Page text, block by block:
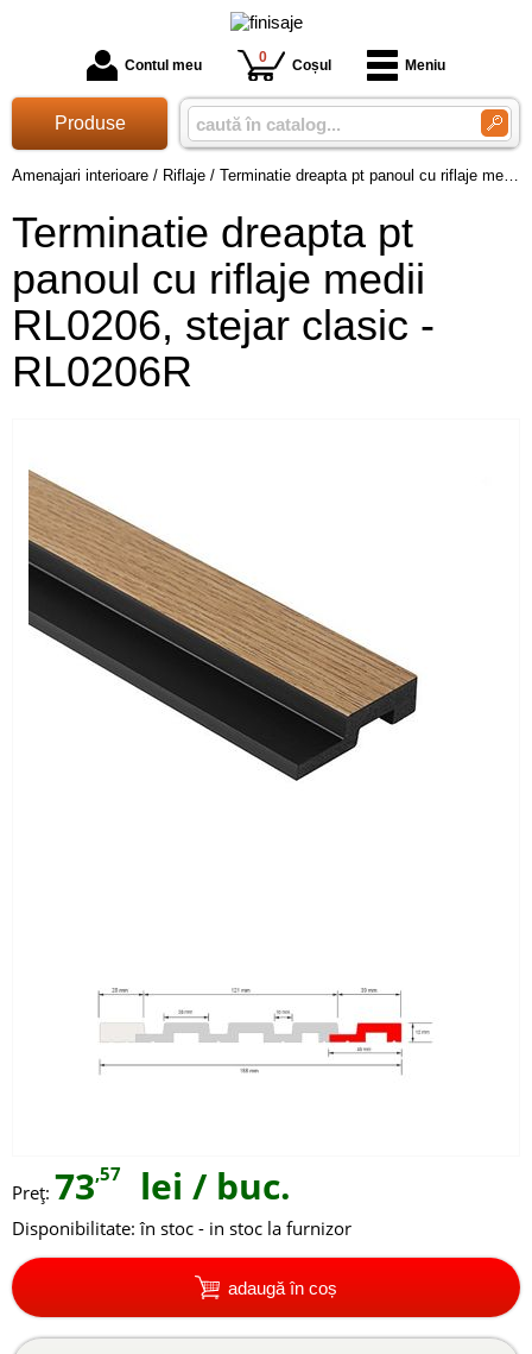
Contul meu 0 Coșul Meniu
Produse
Amenajari interioare / Riflaje / Terminatie dreapta pt panoul cu riflaje medii RL0206, stejar clasic - RL0206R
Terminatie dreapta pt
panoul cu riflaje medii
RL0206, stejar clasic -
RL0206R
Preţ: 73,57 lei / buc.
Disponibilitate: în stoc - in stoc la furnizor
adaugă în coș